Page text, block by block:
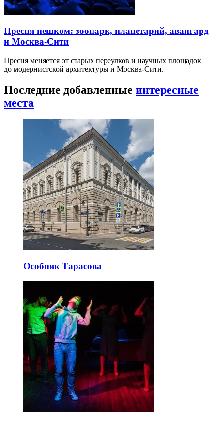
Пресня пешком: зоопарк, планетарий, авангард
и Москва-Сити
Пресня меняется от старых переулков и научных площадок
до модернистской архитектуры и Москва-Сити.
Последние добавленные интересные
места
Особняк Тарасова